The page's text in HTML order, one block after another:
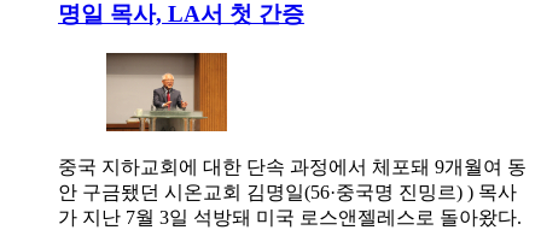
명일 목사, LA서 첫 간증
중국 지하교회에 대한 단속 과정에서 체포돼 9개월여 동
안 구금됐던 시온교회 김명일(56·중국명 진밍르) ) 목사
가 지난 7월 3일 석방돼 미국 로스앤젤레스로 돌아왔다.